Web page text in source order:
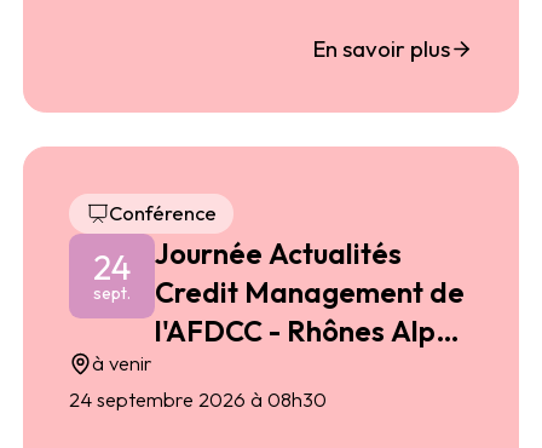
En savoir plus
Conférence
24
sept.
Journée Actualités
Credit Management de
l'AFDCC - Rhônes Alpes
à venir
24 septembre 2026 à 08h30